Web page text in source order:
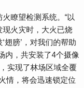
瞭望检测系统。“以
现火灾时，大火已烧
翅膀’，对我们的帮助
内，共安装了4个摄像
实现了林场区域全覆
情，将会迅速锁定位